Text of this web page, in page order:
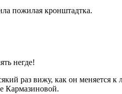
пожилая кронштадтка.
негде!
раз вижу, как он меняется
Кармазиновой.